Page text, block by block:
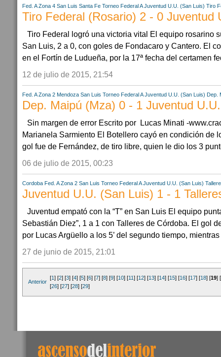
Fed. A Zona 4 San Luis Santa Fe Torneo Federal A Juventud U.U. (San Luis) Tiro
Tiro Federal (Rosario) 2 - 0 Juventud
Tiro Federal logró una victoria vital El equipo rosarino
San Luis, 2 a 0, con goles de Fondacaro y Cantero. El
en el Fortín de Ludueña, por la 17ª fecha del certamen
12 de julio de 2015, 21:54
Fed. A Zona 2 Mendoza San Luis Torneo Federal A Juventud U.U. (San Luis) Dep.
Dep. Maipú (Mza) 0 - 1 Juventud
Sin margen de error Escrito por Lucas Minati -
Marianela Sarmiento El Botellero cayó en condición de
gol fue de Fernández, de tiro libre, quien le dio los 3
06 de julio de 2015, 00:23
Cordoba Fed. A Zona 2 San Luis Torneo Federal A Juventud U.U. (San Luis)
Juventud U.U. (San Luis) 1 - 1
Juventud empató con la “T” en San Luis El equipo
Sebastián Diez”, 1 a 1 con Talleres de Córdoba. El gol
por Lucas Argüello a los 5’ del segundo tiempo,
27 de junio de 2015, 21:01
Anterior
[1] [2] [3] [4] [5] [6] [7] [8] [9] [10] [11] [12] [13] [14] [15] [16] [17] [18] [19] [
[26] [27] [28] [29]